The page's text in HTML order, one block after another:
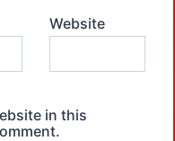
Website
in this